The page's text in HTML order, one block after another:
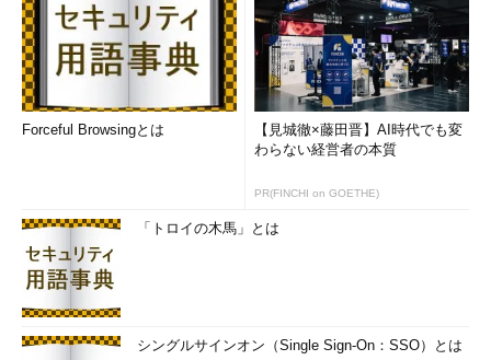
Forceful Browsingとは
【見城徹×藤田晋】AI時代でも変
わらない経営者の本質
PR(FINCHI on GOETHE)
「トロイの木馬」とは
シングルサインオン（Single Sign-On：SSO）とは